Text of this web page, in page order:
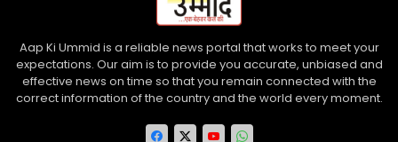
Aap Ki Ummid is a reliable news portal that works to meet your
expectations. Our aim is to provide you accurate, unbiased and
effective news on time so that you remain connected with the
correct information of the country and the world every moment.